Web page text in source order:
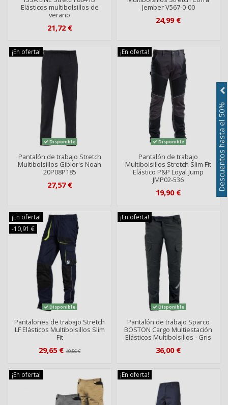
Elásticos multibolsillos de
verano
21,72 €
Jember V567-0-00
24,99 €
¡En oferta!
Disponible
Pantalón de trabajo Stretch
Multibolsillos Giblor's Noah
20P08P185
27,57 €
¡En oferta!
Disponible
Pantalón de trabajo
Multibolsillos Stretch Slim Fit
Elástico P&P Loyal Jump
JMP02-536
19,90 €
¡En oferta!
-10,91 €
Disponible
Pantalones de trabajo Stretch
LF Elásticos Multibolsillos Slim
Fit
29,65 €40,56 €
¡En oferta!
Disponible
Pantalón de trabajo Sparco
BOSTON Cargo Multiestación
Elásticos Multibolsillos - Gris
36,00 €
¡En oferta! ¡En oferta!
Descuentos hasta el 50%